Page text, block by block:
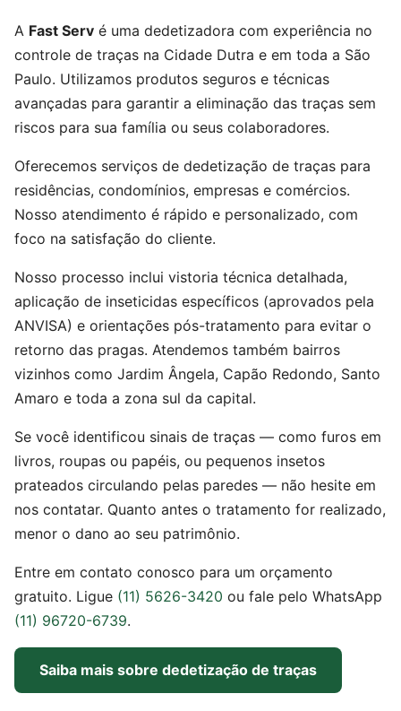
A Fast Serv é uma dedetizadora com experiência no
controle de traças na Cidade Dutra e em toda a São
Paulo. Utilizamos produtos seguros e técnicas
avançadas para garantir a eliminação das traças sem
riscos para sua família ou seus colaboradores.
Oferecemos serviços de dedetização de traças para
residências, condomínios, empresas e comércios.
Nosso atendimento é rápido e personalizado, com
foco na satisfação do cliente.
Nosso processo inclui vistoria técnica detalhada,
aplicação de inseticidas específicos (aprovados pela
ANVISA) e orientações pós-tratamento para evitar o
retorno das pragas. Atendemos também bairros
vizinhos como Jardim Ângela, Capão Redondo, Santo
Amaro e toda a zona sul da capital.
Se você identificou sinais de traças — como furos em
livros, roupas ou papéis, ou pequenos insetos
prateados circulando pelas paredes — não hesite em
nos contatar. Quanto antes o tratamento for realizado,
menor o dano ao seu patrimônio.
Entre em contato conosco para um orçamento
gratuito. Ligue (11) 5626-3420 ou fale pelo WhatsApp
(11) 96720-6739.
Saiba mais sobre dedetização de traças